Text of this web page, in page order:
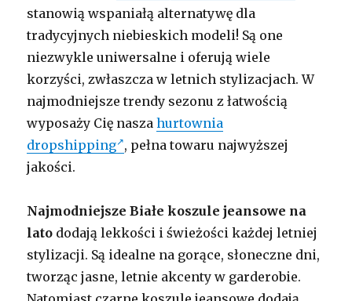
stanowią wspaniałą alternatywę dla
tradycyjnych niebieskich modeli! Są one
niezwykle uniwersalne i oferują wiele
korzyści, zwłaszcza w letnich stylizacjach. W
najmodniejsze trendy sezonu z łatwością
wyposaży Cię naszahurtownia
dropshipping , pełna towaru najwyższej
jakości.
Najmodniejsze Białe koszule jeansowe na
lato dodają lekkości i świeżości każdej letniej
stylizacji. Są idealne na gorące, słoneczne dni,
tworząc jasne, letnie akcenty w garderobie.